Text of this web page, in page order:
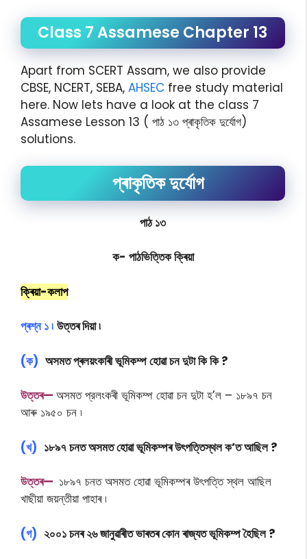
Class 7 Assamese Chapter 13
Apart from SCERT Assam, we also provide
CBSE, NCERT, SEBA, AHSEC free study material
here. Now lets have a look at the class 7
Assamese Lesson 13 ( পাঠ ১৩ প্ৰাকৃতিক দুৰ্যোগ)
solutions.
প্ৰাকৃতিক দুৰ্যোগ
পাঠ ১৩
ক- পাঠভিত্তিক ক্ৰিয়া
ক্ৰিয়া-কলাপ
প্ৰশ্ন ১ ৷ উত্তৰ দিয়া ৷
(ক) অসমত প্ৰলয়ংকাৰী ভূমিকম্প হোৱা চন দুটা কি কি ?
উত্তৰ— অসমত প্রলংকৰী ভূমিকম্প হােৱা চন দুটা হ’ল – ১৮৯৭ চন
আৰু ১৯৫০ চন ৷
(খ) ১৮৯৭ চনত অসমত হোৱা ভূমিকম্পৰ উৎপত্তিস্থল ক’ত আছিল ?
উত্তৰ— ১৮৯৭ চনত অসমত হােৱা ভূমিকম্পৰ উৎপত্তি স্থল আছিল
খাছীয়া জয়ন্তীয়া পাহাৰ ৷
(গ) ২০০১ চনৰ ২৬ জানুৱাৰীত ভাৰতৰ কোন ৰাজ্যত ভূমিকম্প হৈছিল ?